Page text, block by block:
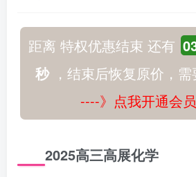
距离 特权优惠结束 还有
秒，结束后恢复原价，需
----》点我开通会
2025高三高展化学